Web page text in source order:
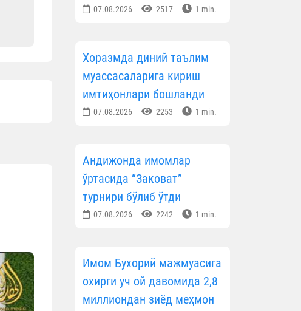
07.08.2026 2517 1 min.
Хоразмда диний таълим
муассасаларига кириш
имтиҳонлари бошланди
07.08.2026 2253 1 min.
Андижонда имомлар
ўртасида “Заковат”
турнири бўлиб ўтди
07.08.2026 2242 1 min.
Имом Бухорий мажмуасига
охирги уч ой давомида 2,8
миллиондан зиёд меҳмон